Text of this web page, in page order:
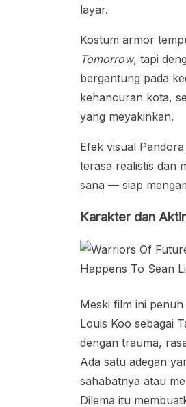
layar.
Kostum armor
Tomorrow, tapi
bergantung pada
kehancuran kota,
yang meyakinkan.
Efek visual
terasa realistis dan
sana — siap
Karakter dan
Meski film ini
Louis Koo sebagai
dengan trauma,
Ada satu adegan
sahabatnya atau
Dilema itu